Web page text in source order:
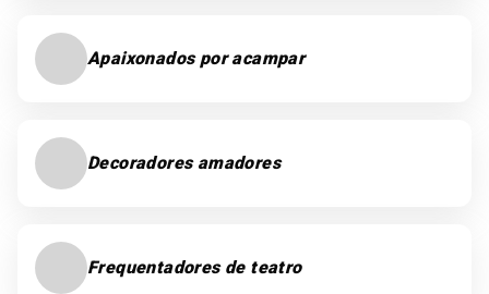
Apaixonados por acampar
Decoradores amadores
Frequentadores de teatro